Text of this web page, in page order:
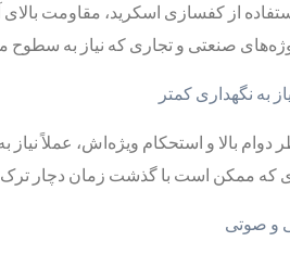
از کفسازی اسکرید، مقاومت
صنعتی و تجاری که نیاز به سطوح
به نگهداری کمتر
بالا و استحکام ویژه‌اش، عملاً
ممکن است با گذشت زمان دچار
و صوتی